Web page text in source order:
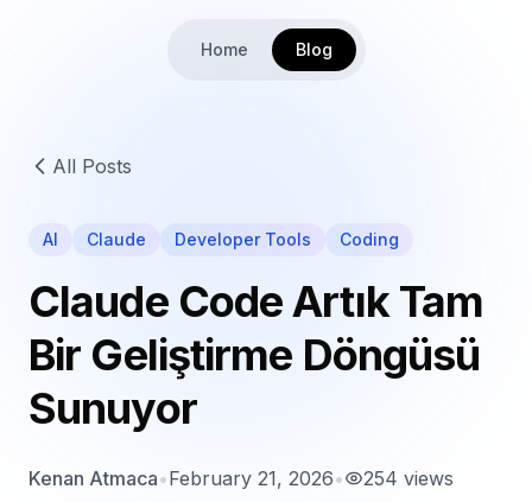
Home Blog
All Posts
AI Claude Developer Tools Coding
Claude Code Artık Tam
Bir Geliştirme Döngüsü
Sunuyor
Kenan Atmaca•February 21, 2026• 254 views